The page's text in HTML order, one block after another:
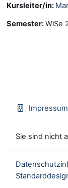
Kursleiter/in:
Semester:WiSe
Sie sind nicht